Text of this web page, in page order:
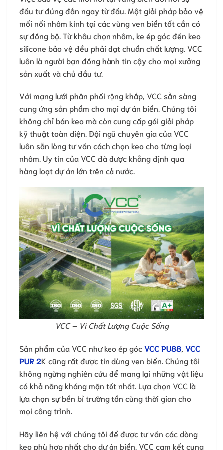
đầu tư đúng đắn ngay từ đầu. Một giải pháp bảo vệ
mối nối nhôm kính tại các vùng ven biển tốt cần có
sự đồng bộ. Từ khâu chọn nhôm, ke ép góc đến keo
silicone bảo vệ đều phải đạt chuẩn chất lượng. VCC
luôn là người bạn đồng hành tin cậy cho mọi xưởng
sản xuất và chủ đầu tư.
Với mạng lưới phân phối rộng khắp, VCC sẵn sàng
cung ứng sản phẩm cho mọi dự án biển. Chúng tôi
không chỉ bán keo mà còn cung cấp gói giải pháp
kỹ thuật toàn diện. Đội ngũ chuyên gia của VCC
luôn sẵn lòng tư vấn cách chọn keo cho từng loại
nhôm. Uy tín của VCC đã được khẳng định qua
hàng loạt dự án lớn trên cả nước.
VCC – Vì Chất Lượng Cuộc Sống
Sản phẩm của VCC như keo ép gócVCC PU88 VCC
PUR 2K cũng rất được tin dùng ven biển. Chúng tôi
không ngừng nghiên cứu để mang lại những vật liệu
có khả năng kháng mặn tốt nhất. Lựa chọn VCC là
lựa chọn sự bền bỉ trường tồn cùng thời gian cho
mọi công trình.
Hãy liên hệ với chúng tôi để được tư vấn các dòng
keo phù hợp nhất cho dự án biển. VCC cam kết cung